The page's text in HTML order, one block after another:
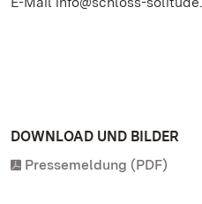
DOWNLOAD UND BILDER
Pressemeldung (PDF)